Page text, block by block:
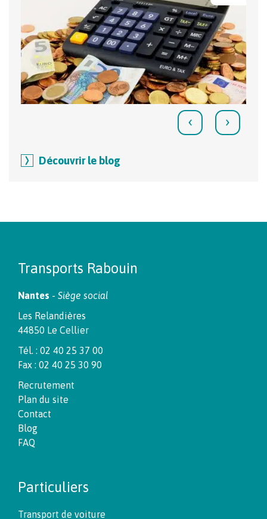
‹ ›
Découvrir le blog
Transports Rabouin
Nantes - Siège social
Les Relandières
44850 Le Cellier
Tél. : 02 40 25 37 00
Fax : 02 40 25 30 90
Recrutement
Plan du site
Contact
Blog
FAQ
Particuliers
Transport de voiture